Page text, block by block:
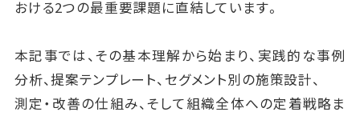
そしてLTVの最大化につながるのです。
おける2つの最重要課題に直結しています。
本記事では、その基本理解から始まり、実践的な事例
分析、提案テンプレート、セグメント別の施策設計、
測定・改善の仕組み、そして組織全体への定着戦略ま